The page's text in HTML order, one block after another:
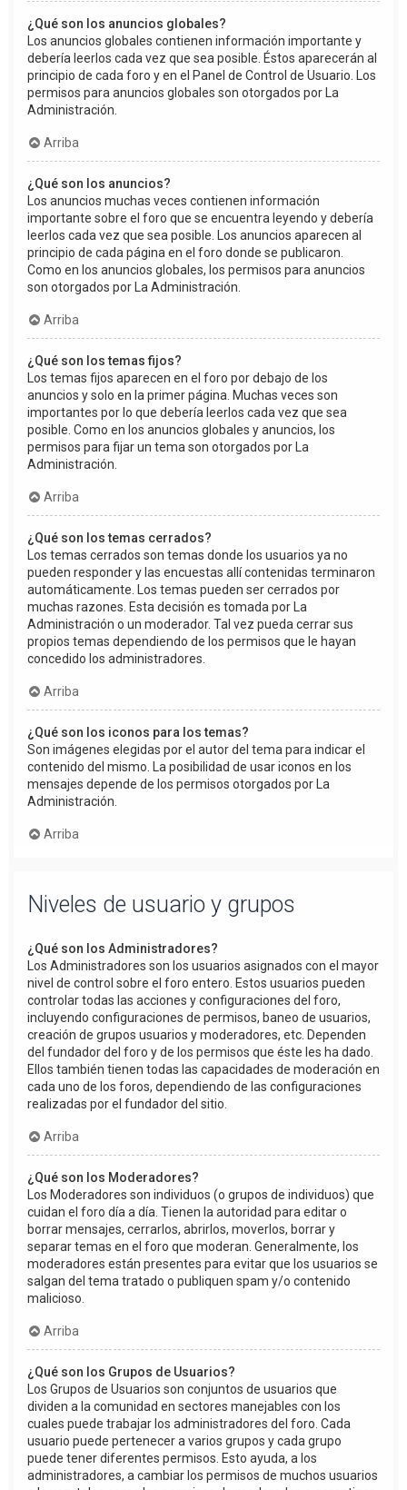
¿Qué son los anuncios globales?
Los anuncios globales contienen información importante y
debería leerlos cada vez que sea posible. Éstos aparecerán al
principio de cada foro y en el Panel de Control de Usuario. Los
permisos para anuncios globales son otorgados por La
Administración.
Arriba
¿Qué son los anuncios?
Los anuncios muchas veces contienen información
importante sobre el foro que se encuentra leyendo y debería
leerlos cada vez que sea posible. Los anuncios aparecen al
principio de cada página en el foro donde se publicaron.
Como en los anuncios globales, los permisos para anuncios
son otorgados por La Administración.
Arriba
¿Qué son los temas fijos?
Los temas fijos aparecen en el foro por debajo de los
anuncios y solo en la primer página. Muchas veces son
importantes por lo que debería leerlos cada vez que sea
posible. Como en los anuncios globales y anuncios, los
permisos para fijar un tema son otorgados por La
Administración.
Arriba
¿Qué son los temas cerrados?
Los temas cerrados son temas donde los usuarios ya no
pueden responder y las encuestas allí contenidas terminaron
automáticamente. Los temas pueden ser cerrados por
muchas razones. Esta decisión es tomada por La
Administración o un moderador. Tal vez pueda cerrar sus
propios temas dependiendo de los permisos que le hayan
concedido los administradores.
Arriba
¿Qué son los iconos para los temas?
Son imágenes elegidas por el autor del tema para indicar el
contenido del mismo. La posibilidad de usar iconos en los
mensajes depende de los permisos otorgados por La
Administración.
Arriba
Niveles de usuario y grupos
¿Qué son los Administradores?
Los Administradores son los usuarios asignados con el mayor
nivel de control sobre el foro entero. Estos usuarios pueden
controlar todas las acciones y configuraciones del foro,
incluyendo configuraciones de permisos, baneo de usuarios,
creación de grupos usuarios y moderadores, etc. Dependen
del fundador del foro y de los permisos que éste les ha dado.
Ellos también tienen todas las capacidades de moderación en
cada uno de los foros, dependiendo de las configuraciones
realizadas por el fundador del sitio.
Arriba
¿Qué son los Moderadores?
Los Moderadores son individuos (o grupos de individuos) que
cuidan el foro día a día. Tienen la autoridad para editar o
borrar mensajes, cerrarlos, abrirlos, moverlos, borrar y
separar temas en el foro que moderan. Generalmente, los
moderadores están presentes para evitar que los usuarios se
salgan del tema tratado o publiquen spam y/o contenido
malicioso.
Arriba
¿Qué son los Grupos de Usuarios?
Los Grupos de Usuarios son conjuntos de usuarios que
dividen a la comunidad en sectores manejables con los
cuales puede trabajar los administradores del foro. Cada
usuario puede pertenecer a varios grupos y cada grupo
puede tener diferentes permisos. Esto ayuda, a los
administradores, a cambiar los permisos de muchos usuarios